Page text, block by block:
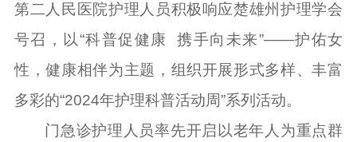
第二人民医院护理人员积极响应楚雄州护理学会
号召，以“科普促健康 携手向未来”——护佑女
性，健康相伴为主题，组织开展形式多样、丰富
多彩的“2024年护理科普活动周”系列活动。
门急诊护理人员率先开启以老年人为重点群